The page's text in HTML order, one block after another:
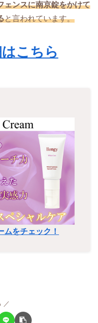
ェンスに南京錠をかけて
と言われています。
こちら
ムをチェック！